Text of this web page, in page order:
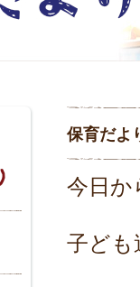
保育だ
今日か
子ども